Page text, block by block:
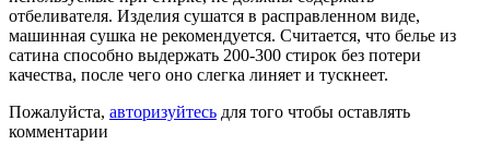
отбеливателя. Изделия сушатся в расправленном виде,
машинная сушка не рекомендуется. Считается, что белье из
сатина способно выдержать 200-300 стирок без потери
качества, после чего оно слегка линяет и тускнеет.
Пожалуйста, авторизуйтесь для того чтобы оставлять
комментарии